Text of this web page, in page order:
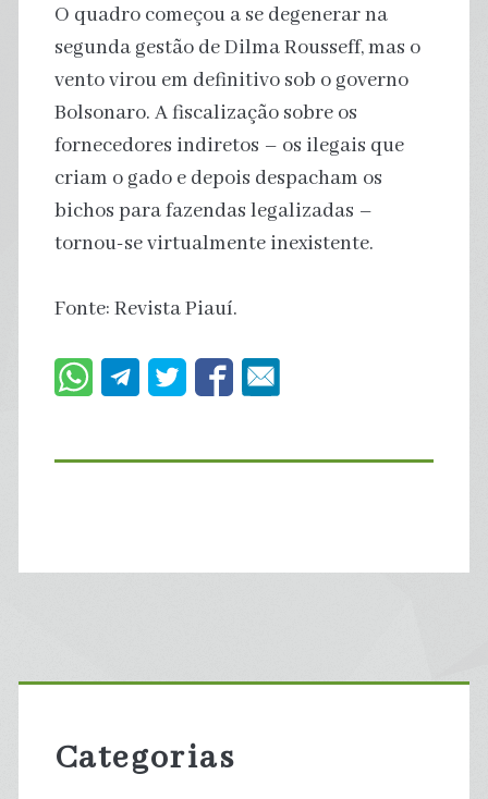
O quadro começou a se degenerar na
segunda gestão de Dilma Rousseff, mas o
vento virou em definitivo sob o governo
Bolsonaro. A fiscalização sobre os
fornecedores indiretos – os ilegais que
criam o gado e depois despacham os
bichos para fazendas legalizadas –
tornou-se virtualmente inexistente.
Fonte: Revista Piauí.
Primary
Sidebar
Categorias